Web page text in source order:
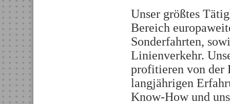
Unser größtes
Bereich
Sonderfahrten,
Linienverkehr.
profitieren von der
langjährigen
Know-How und